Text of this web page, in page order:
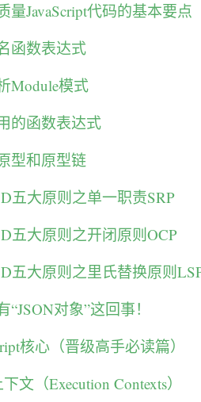
量JavaScript代码的基本要点
函数表达式
Module模式
的函数表达式
型和原型链
五大原则之单一职责SRP
五大原则之开闭原则OCP
五大原则之里氏替换原则
对象”这回事！
核心（晋级高手必读篇）
文（Execution Contexts）